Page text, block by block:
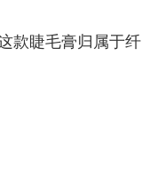
款睫毛膏归属于纤